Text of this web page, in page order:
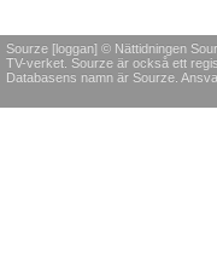
Sourze [loggan] © Nättidningen
TV-verket. Sourze är också ett
Databasens namn är Sourze.